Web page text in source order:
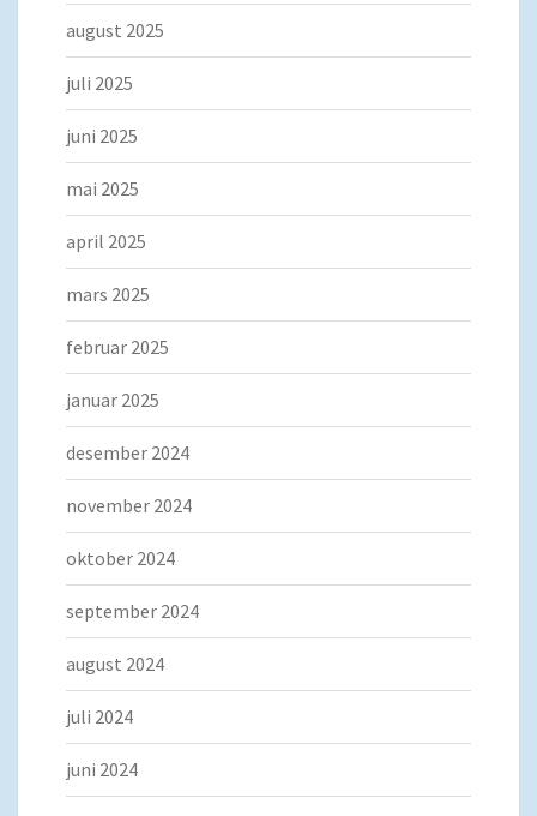
august 2025
juli 2025
juni 2025
mai 2025
april 2025
mars 2025
februar 2025
januar 2025
desember 2024
november 2024
oktober 2024
september 2024
august 2024
juli 2024
juni 2024